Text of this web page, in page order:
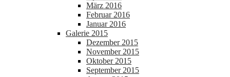
März 2016
Februar 2016
Januar 2016
Galerie 2015
Dezember 2015
November 2015
Oktober 2015
September 2015